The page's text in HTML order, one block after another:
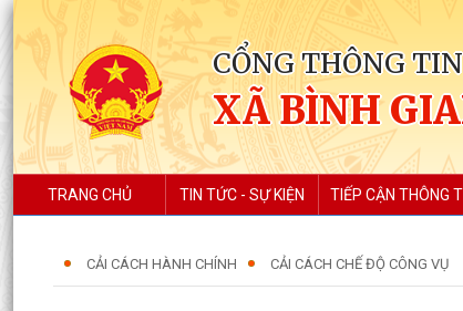
CỔNG THÔNG
XÃ BÌNH
TRANG CHỦ TIN TỨC - SỰ KIỆN TIẾP CẬN THÔNG
CẢI CÁCH HÀNH CHÍNH CẢI CÁCH CHẾ ĐỘ CÔNG VỤ